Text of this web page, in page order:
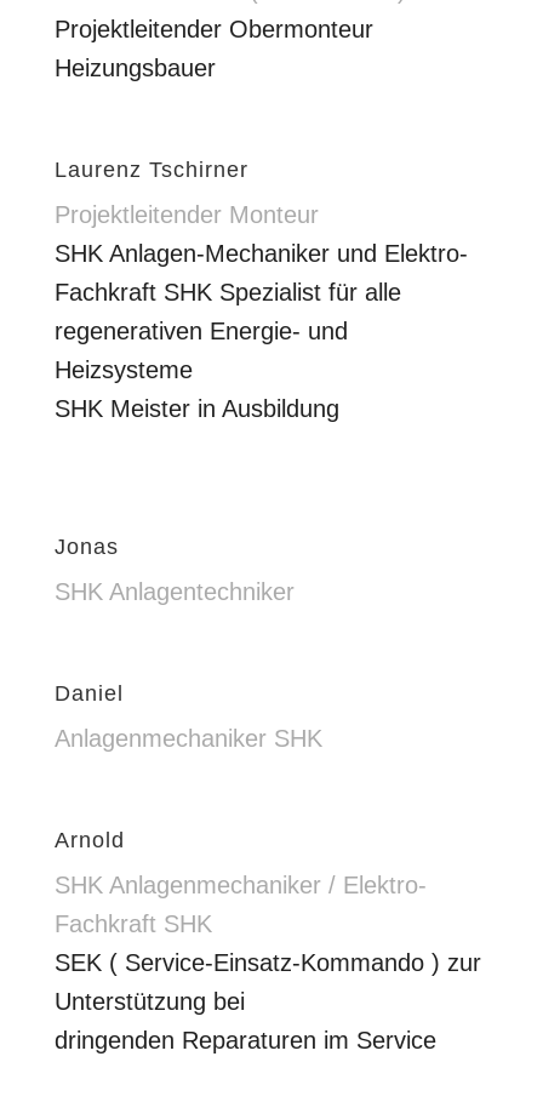
Projektleitender Obermonteur
Heizungsbauer
Laurenz Tschirner
Projektleitender Monteur
SHK Anlagen-Mechaniker und Elektro-
Fachkraft SHK Spezialist für alle
regenerativen Energie- und
Heizsysteme
SHK Meister in Ausbildung
Jonas
SHK Anlagentechniker
Daniel
Anlagenmechaniker SHK
Arnold
SHK Anlagenmechaniker / Elektro-
Fachkraft SHK
SEK ( Service-Einsatz-Kommando ) zur
Unterstützung bei
dringenden Reparaturen im Service